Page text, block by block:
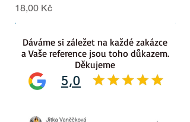
Cena
18,00 Kč
.
5,0
Dáváme si záležet na každé zakázce
a Vaše reference jsou toho důkazem.
Děkujeme